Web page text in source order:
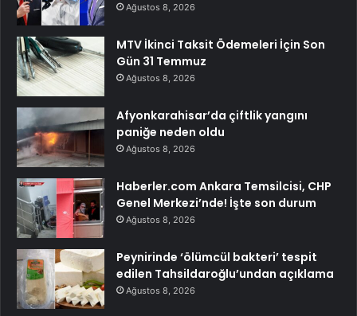
Ağustos 8, 2026
MTV İkinci Taksit Ödemeleri İçin Son
Gün 31 Temmuz
Ağustos 8, 2026
Afyonkarahisar’da çiftlik yangını
paniğe neden oldu
Ağustos 8, 2026
Haberler.com Ankara Temsilcisi, CHP
Genel Merkezi’nde! İşte son durum
Ağustos 8, 2026
Peynirinde ‘ölümcül bakteri’ tespit
edilen Tahsildaroğlu’undan açıklama
Ağustos 8, 2026